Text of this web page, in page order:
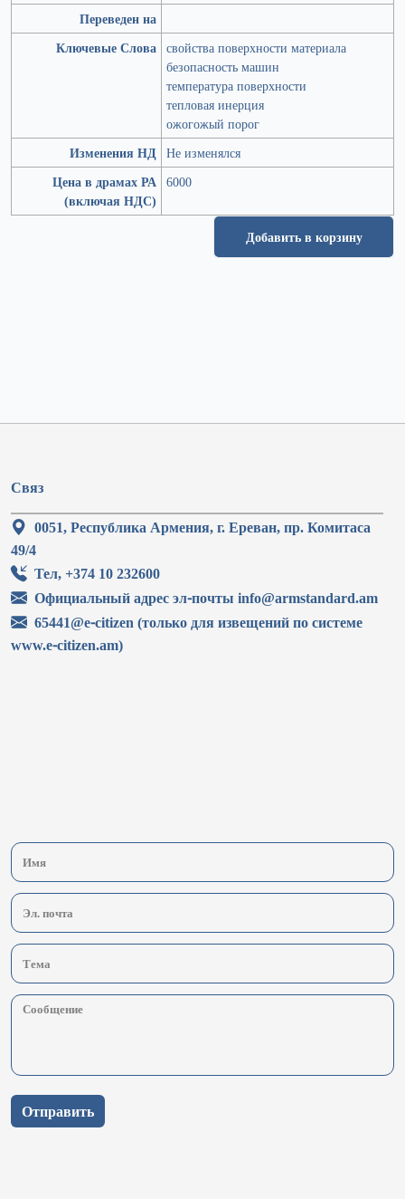
Переведен на
Ключевые Слова свойства поверхности материала
безопасность машин
температура поверхности
тепловая инерция
ожогожый порог
Изменения НД Не изменялся
Цена в драмах РА
(включая НДС)
6000
Добавить в корзину
Связ
0051, Республика Армения, г. Ереван, пр. Комитаса
49/4
Тел, +374 10 232600
Официальный адрес эл-почты info@armstandard.am
65441@e-citizen (только для извещений по системе
www.e-citizen.am)
Отправить